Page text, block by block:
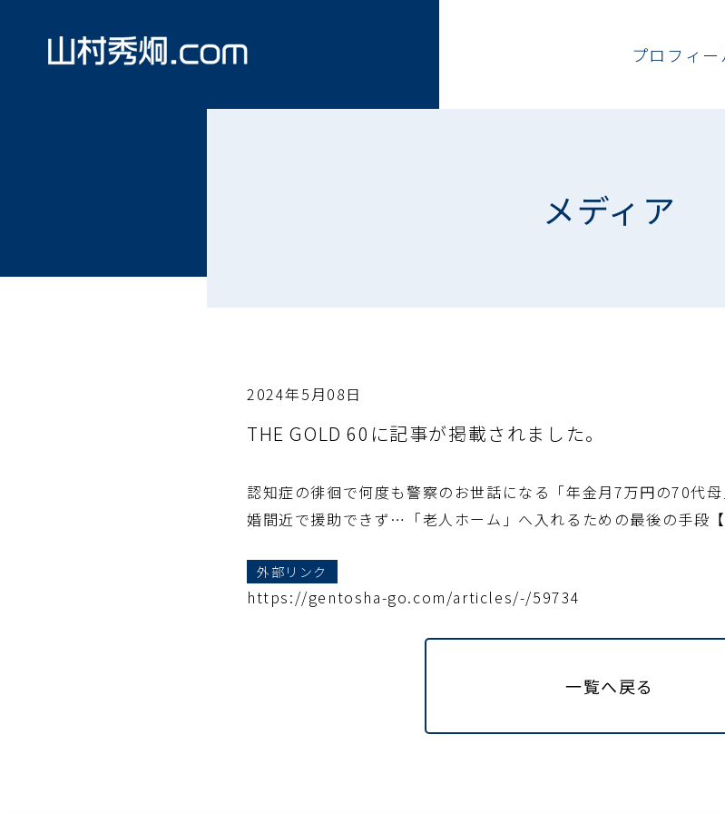
プロフィー
メディア
2024年5月08日
THE GOLD 60に記事が掲載されました。
認知症の徘徊で何度も警察のお世話になる「年金月7万円の70代
婚間近で援助できず…「老人ホーム」へ入れるための最後の手段【
外部リンク
https://gentosha-go.com/articles/-/59734
一覧へ戻る